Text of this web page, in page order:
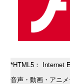
*HTML5： Internet
音声・動画・アニ